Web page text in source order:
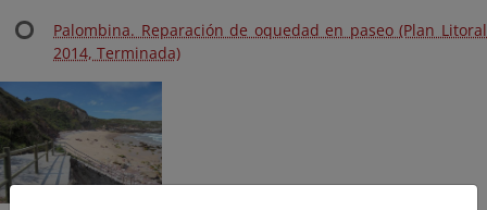
Palombina. Reparación de oquedad en paseo (Plan Litoral
2014, Terminada)